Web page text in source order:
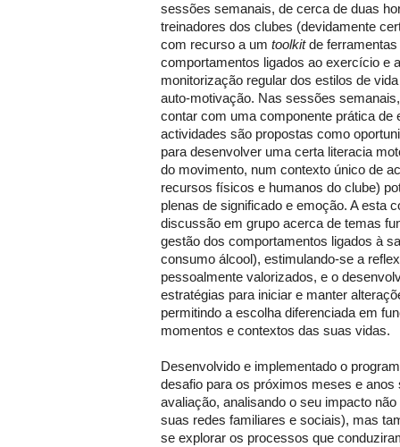
sessões semanais, de cerca de duas
treinadores dos clubes (devidamente
com recurso a um toolkitde ferramentas
comportamentos ligados ao exercício e
monitorização regular dos estilos de
auto-motivação. Nas sessões
contar com uma componente prática de
actividades são propostas como
para desenvolver uma certa literacia
do movimento, num contexto único de
recursos físicos e humanos do clube)
plenas de significado e emoção. A esta
discussão em grupo acerca de temas
gestão dos comportamentos ligados à
consumo álcool), estimulando-se a
pessoalmente valorizados, e o
estratégias para iniciar e manter
permitindo a escolha diferenciada em
momentos e contextos das suas vidas.
Desenvolvido e implementado o
desafio para os próximos meses e anos
avaliação, analisando o seu impacto
suas redes familiares e sociais), mas
se explorar os processos que